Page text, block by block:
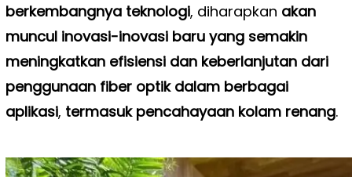
berkembangnya teknologi, diharapkan akan
muncul inovasi-inovasi baru yang semakin
meningkatkan efisiensi dan keberlanjutan dari
penggunaan fiber optik dalam berbagai
aplikasi, termasuk pencahayaan kolam renang.